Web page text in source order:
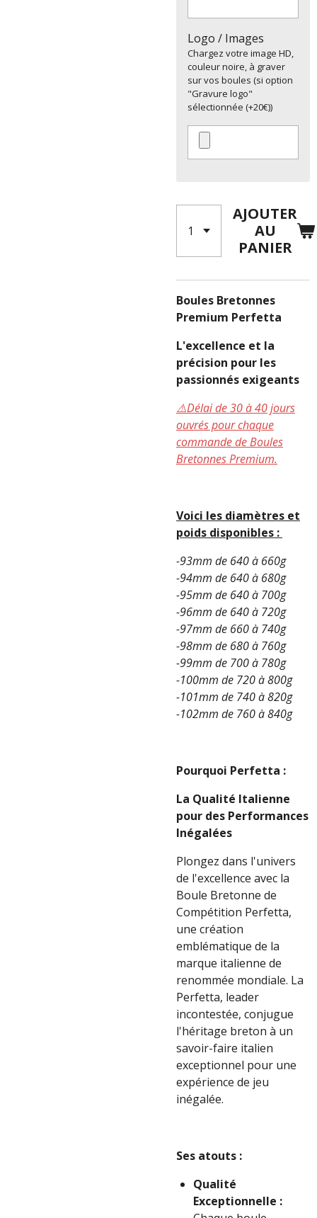
Logo / Images
Chargez votre image HD,
couleur noire, à graver
sur vos boules (si option
"Gravure logo"
sélectionnée (+20€))
AJOUTER
AU
PANIER
Boules Bretonnes
Premium Perfetta
L'excellence et la
précision pour les
passionnés exigeants
⚠️Délai de 30 à 40 jours
ouvrés pour chaque
commande de Boules
Bretonnes Premium.
Voici les diamètres et
poids disponibles :
-93mm de 640 à 660g
-94mm de 640 à 680g
-95mm de 640 à 700g
-96mm de 640 à 720g
-97mm de 660 à 740g
-98mm de 680 à 760g
-99mm de 700 à 780g
-100mm de 720 à 800g
-101mm de 740 à 820g
-102mm de 760 à 840g
Pourquoi Perfetta :
La Qualité Italienne
pour des Performances
Inégalées
Plongez dans l'univers
de l'excellence avec la
Boule Bretonne de
Compétition Perfetta,
une création
emblématique de la
marque italienne de
renommée mondiale. La
Perfetta, leader
incontestée, conjugue
l'héritage breton à un
savoir-faire italien
exceptionnel pour une
expérience de jeu
inégalée.
Ses atouts :
Qualité
Exceptionnelle :